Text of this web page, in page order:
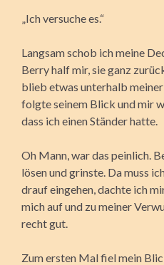
„Ich versuche es.“
Langsam schob ich meine
Berry half mir, sie ganz
blieb etwas unterhalb
folgte seinem Blick und mir
dass ich einen Ständer hatte.
Oh Mann, war das peinlich.
lösen und grinste. Da muss
drauf eingehen, dachte ich
mich auf und zu meiner
recht gut.
Zum ersten Mal fiel mein